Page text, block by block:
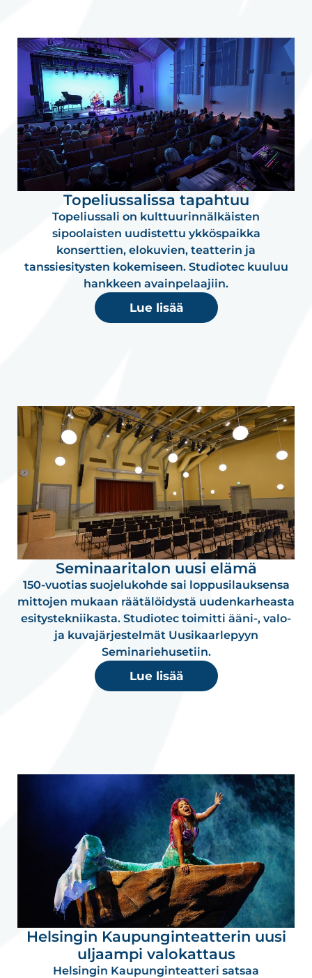
Topeliussalissa tapahtuu
Topeliussali on kulttuurinnälkäisten
sipoolaisten uudistettu ykköspaikka
konserttien, elokuvien, teatterin ja
tanssiesitysten kokemiseen. Studiotec kuuluu
hankkeen avainpelaajiin.
Lue lisää
Seminaaritalon uusi elämä
150-vuotias suojelukohde sai loppusilauksensa
mittojen mukaan räätälöidystä uudenkarheasta
esitystekniikasta. Studiotec toimitti ääni-, valo-
ja kuvajärjestelmät Uusikaarlepyyn
Seminariehusetiin.
Lue lisää
Helsingin Kaupunginteatterin uusi
uljaampi valokattaus
Helsingin Kaupunginteatteri satsaa